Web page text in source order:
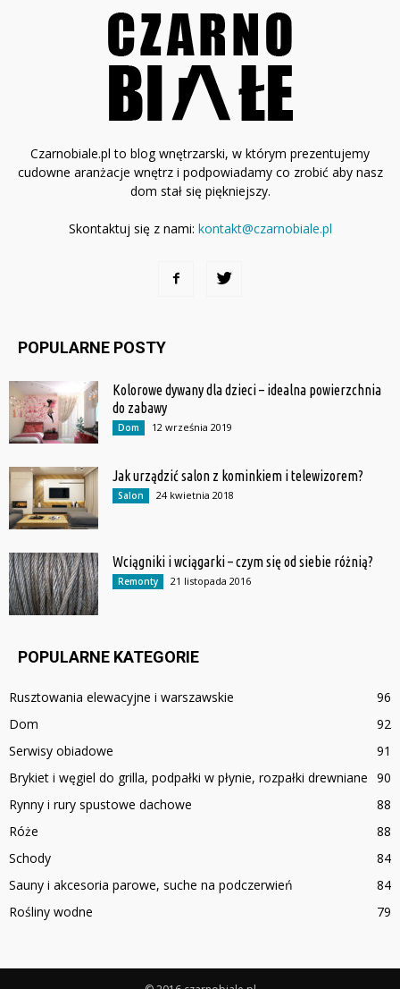
Czarnobiale.pl to blog wnętrzarski, w którym prezentujemy
cudowne aranżacje wnętrz i podpowiadamy co zrobić aby nasz
dom stał się piękniejszy.
Skontaktuj się z nami: kontakt@czarnobiale.pl
POPULARNE POSTY
Kolorowe dywany dla dzieci – idealna powierzchnia
do zabawy
Dom 12 września 2019
Jak urządzić salon z kominkiem i telewizorem?
Salon 24 kwietnia 2018
Wciągniki i wciągarki – czym się od siebie różnią?
Remonty 21 listopada 2016
POPULARNE KATEGORIE
Rusztowania elewacyjne i warszawskie
96
Dom
92
Serwisy obiadowe
91
Brykiet i węgiel do grilla, podpałki w płynie, rozpałki drewniane 90
Rynny i rury spustowe dachowe
88
Róże
88
Schody
84
Sauny i akcesoria parowe, suche na podczerwień
84
Rośliny wodne
79